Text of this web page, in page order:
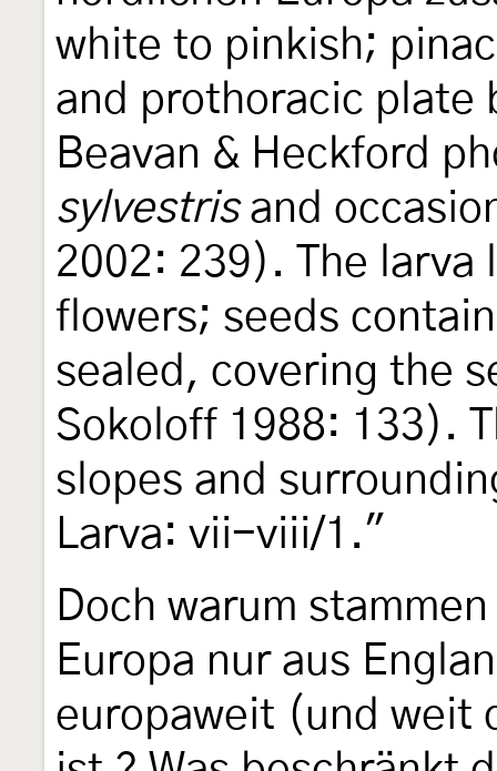
white to pinkish;
and prothoracic plate
Beavan & Heckford
sylvestrisand
2002: 239). The larva
flowers; seeds
sealed, covering the
Sokoloff 1988: 133).
slopes and
Larva: vii-viii/1."
Doch warum
Europa nur aus
europaweit (und weit